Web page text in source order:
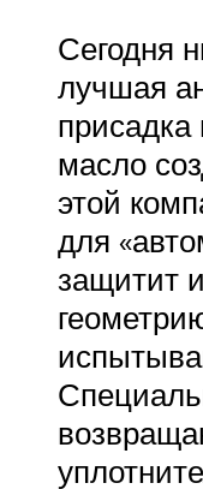
Сегодня
лучшая
присадка
масло
этой
для
защитит